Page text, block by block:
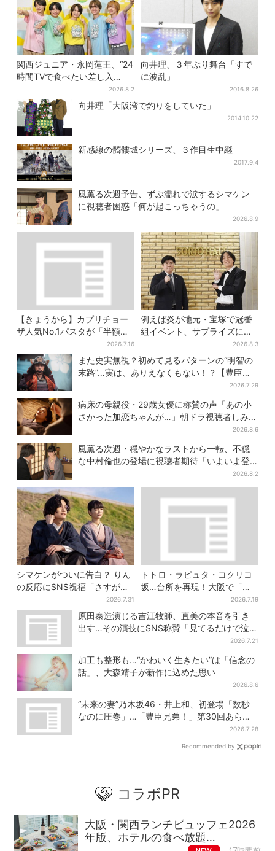
関西ジュニア・永岡蓮王、“24
時間TVで食べたい差し入
れ”は？「キッチンカーが良い
です！」会場沸く
2026.8.2
向井理、３年ぶり舞台「すで
に波乱」
2016.8.26
向井理「大阪湾で釣りをしていた」
2014.10.22
新感線の髑髏城シリーズ、３作目生中継
2017.9.4
風薫る次週予告、ずぶ濡れで涙するシマケン
に視聴者困惑「何が起こっちゃうの」
2026.8.9
【きょうから】カプリチョー
ザ人気No.1パスタが「半額」
に！大創業祭の第2弾まもなく
スタート
2026.7.16
例えば炎が地元・宝塚で冠番
組イベント、サプライズに会
場騒然「まさか本人が出てく
るとは…」
2026.8.3
また史実無視？初めて見るパターンの“明智の
末路”…実は、ありえなくもない！？【豊臣兄
2026.7.29
病床の母親役・29歳女優に称賛の声「あの小
さかった加恋ちゃんが…」朝ドラ視聴者しみじ
2026.8.6
風薫る次週・穏やかなラストから一転、不穏
な中村倫也の登場に視聴者期待「いよいよ登
2026.8.2
シマケンがついに告白？ りん
の反応にSNS祝福「さすがに
2026.7.31
トトロ・ラピュタ・コクリコ
坂…台所を再現！大阪で「ジ
ブリ」の世界に浸れる 「食」
の展示とは？
2026.7.19
原田泰造演じる吉江牧師、直美の本音を引き
出す…その演技にSNS称賛「見てるだけで泣け
2026.7.21
加工も整形も…“かわいく生きたい”は「信念の
話」、大森靖子が新作に込めた思い
2026.8.6
“未来の妻”乃木坂46・井上和、初登場「数秒
なのに圧巻」…「豊臣兄弟！」第30回あらす
2026.7.28
Recommended by
コラボPR
大阪・関西ランチビュッフェ2026
年版、ホテルの食べ放題…